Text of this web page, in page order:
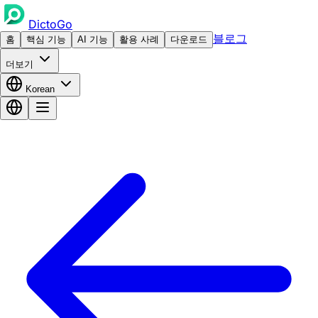
DictoGo
홈 핵심 기능 AI 기능 활용 사례 다운로드 블로그
더보기
Korean